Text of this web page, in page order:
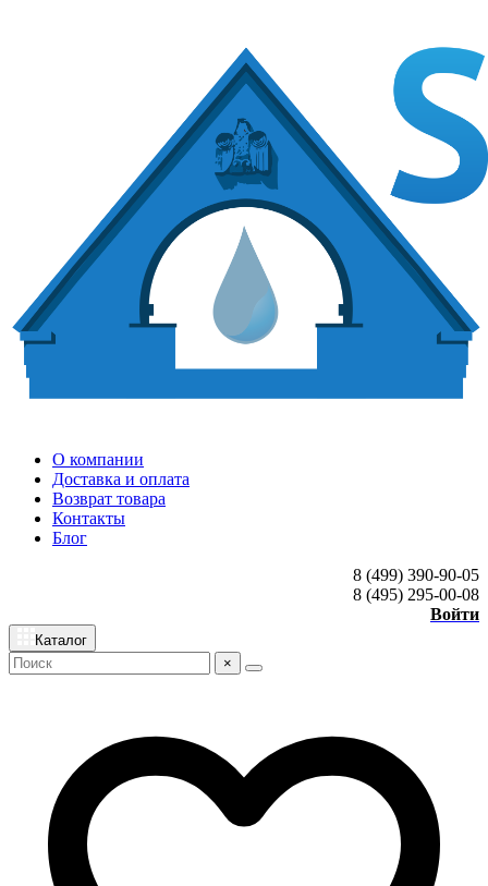
О компании
Доставка и оплата
Возврат товара
Контакты
Блог
8 (499) 390-90-05
8 (495) 295-00-08
Войти
Каталог
×